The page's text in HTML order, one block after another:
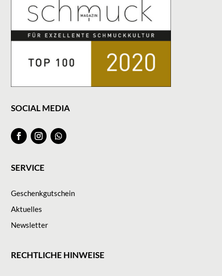
SOCIAL MEDIA
SERVICE
Geschenkgutschein
Aktuelles
Newsletter
RECHTLICHE HINWEISE